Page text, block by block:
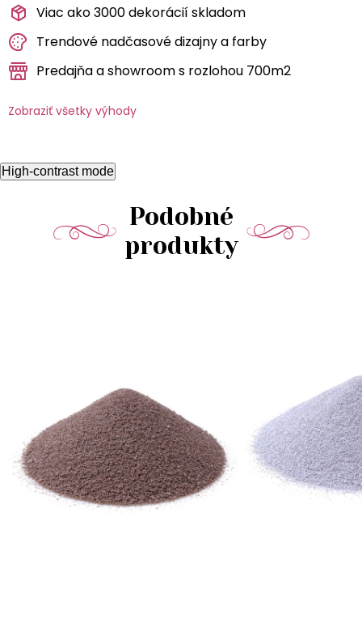
Viac ako 3000 dekorácií skladom
Trendové nadčasové dizajny a farby
Predajňa a showroom s rozlohou 700m2
Zobraziť všetky výhody
High-contrast mode
Podobné
produkty